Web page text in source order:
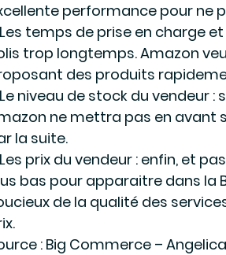
performance pour ne
temps de prise en charge
trop longtemps. Amazon
des produits
niveau de stock du vendeur
ne mettra pas en avant
la suite.
prix du vendeur : enfin, et
bas pour apparaitre dans la
de la qualité des
: Big Commerce –